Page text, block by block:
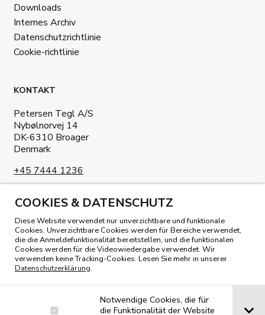
COOKIES & DATENSCHUTZ
Diese Website verwendet nur unverzichtbare und funktionale
Cookies. Unverzichtbare Cookies werden für Bereiche verwendet,
die die Anmeldefunktionalität bereitstellen, und die funktionalen
Cookies werden für die Videowiedergabe verwendet. Wir
verwenden keine Tracking-Cookies. Lesen Sie mehr in unserer
Datenschutzerklärung.
Notwendige Cookies, die für
die Funktionalität der Website
Downloads
Internes Archiv
Datenschutzrichtlinie
Cookie-richtlinie
KONTAKT
Petersen Tegl A/S
Nybølnorvej 14
DK-6310 Broager
Denmark
+45 7444 1236
UNSER MAGAZIN LESEN